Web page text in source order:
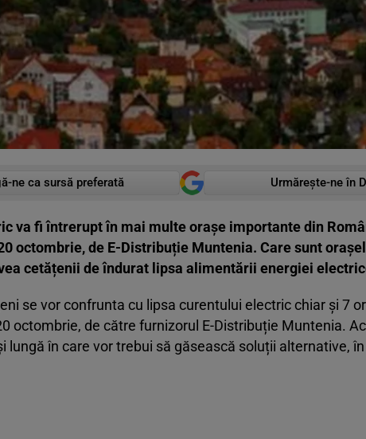
ne ca sursă preferată Urmărește-ne în
va fi întrerupt în mai multe orașe importante din
octombrie, de E-Distribuție Muntenia. Care sunt
cetățenii de îndurat lipsa alimentării energiei
se vor confrunta cu lipsa curentului electric chiar și 7
octombrie, de către furnizorul E-Distribuție Muntenia.
lungă în care vor trebui să găsească soluții alternative,